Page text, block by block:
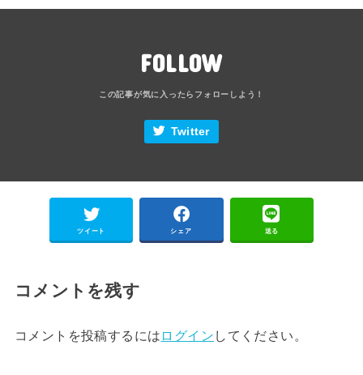
FOLLOW
Twitter
ツイート シェア 送る
コメントを残す
コメントを投稿するには ログイン してください。